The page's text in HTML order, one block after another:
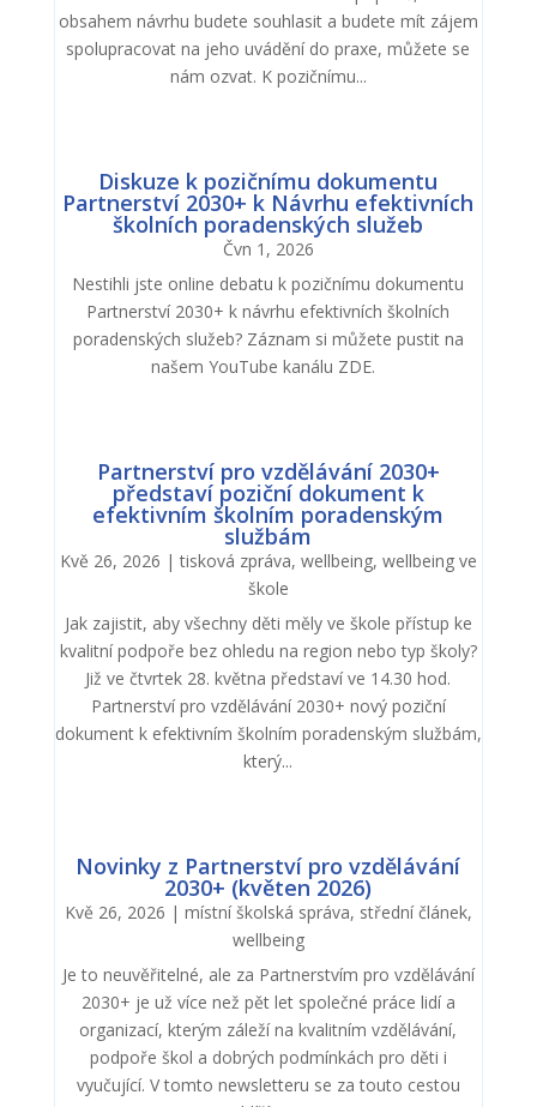
obsahem návrhu budete souhlasit a budete mít zájem
spolupracovat na jeho uvádění do praxe, můžete se
nám ozvat. K pozičnímu...
Diskuze k pozičnímu dokumentu
Partnerství 2030+ k Návrhu efektivních
školních poradenských služeb
Čvn 1, 2026
Nestihli jste online debatu k pozičnímu dokumentu
Partnerství 2030+ k návrhu efektivních školních
poradenských služeb? Záznam si můžete pustit na
našem YouTube kanálu ZDE.
Partnerství pro vzdělávání 2030+
představí poziční dokument k
efektivním školním poradenským
službám
Kvě 26, 2026 |tisková zpráva, wellbeing, wellbeing ve
škole
Jak zajistit, aby všechny děti měly ve škole přístup ke
kvalitní podpoře bez ohledu na region nebo typ školy?
Již ve čtvrtek 28. května představí ve 14.30 hod.
Partnerství pro vzdělávání 2030+ nový poziční
dokument k efektivním školním poradenským službám,
který...
Novinky z Partnerství pro vzdělávání
2030+ (květen 2026)
Kvě 26, 2026 | místní školská správa, střední článek,
wellbeing
Je to neuvěřitelné, ale za Partnerstvím pro vzdělávání
2030+ je už více než pět let společné práce lidí a
organizací, kterým záleží na kvalitním vzdělávání,
podpoře škol a dobrých podmínkách pro děti i
vyučující. V tomto newsletteru se za touto cestou